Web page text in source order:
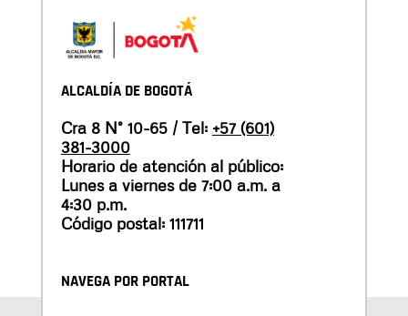
ALCALDÍA DE BOGOTÁ
Cra 8 N° 10-65 / Tel: +57 (601)
381-3000
Horario de atención al público:
Lunes a viernes de 7:00 a.m. a
4:30 p.m.
Código postal: 111711
NAVEGA POR PORTAL